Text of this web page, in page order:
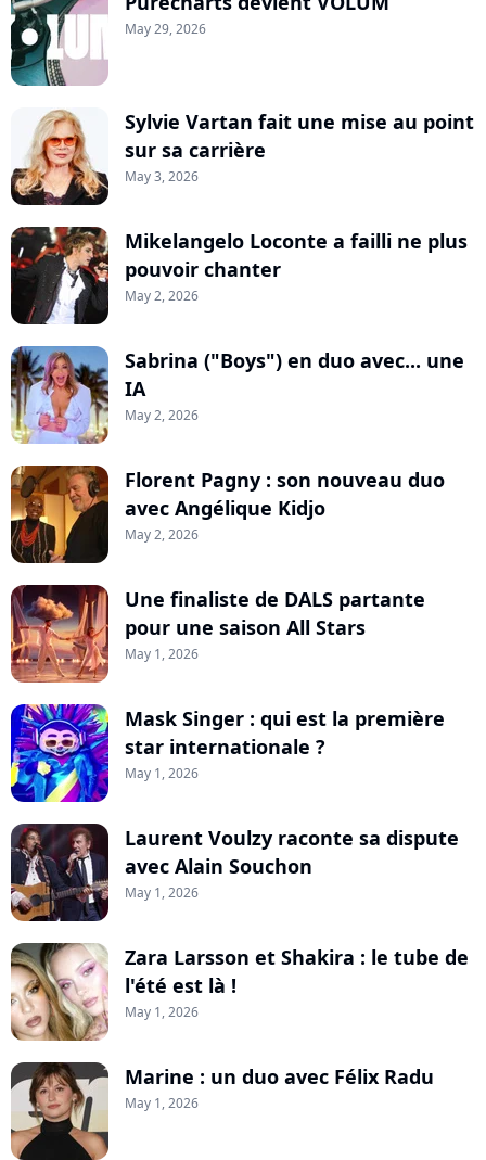
May 29, 2026
Sylvie Vartan fait une mise au point
sur sa carrière
May 3, 2026
Mikelangelo Loconte a failli ne plus
pouvoir chanter
May 2, 2026
Sabrina ("Boys") en duo avec... une
IA
May 2, 2026
Florent Pagny : son nouveau duo
avec Angélique Kidjo
May 2, 2026
Une finaliste de DALS partante
pour une saison All Stars
May 1, 2026
Mask Singer : qui est la première
star internationale ?
May 1, 2026
Laurent Voulzy raconte sa dispute
avec Alain Souchon
May 1, 2026
Zara Larsson et Shakira : le tube de
l'été est là !
May 1, 2026
Marine : un duo avec Félix Radu
May 1, 2026